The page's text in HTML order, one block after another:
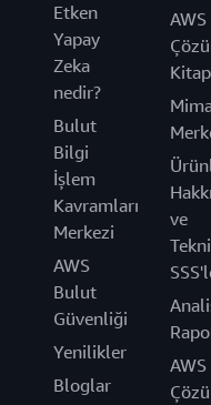
Etken
Yapay
Zeka
nedir?
Bulut
Bilgi
İşlem
Kavramları
Merkezi
AWS
Bulut
Güvenliği
Yenilikler
Bloglar
AWS
ve
AWS